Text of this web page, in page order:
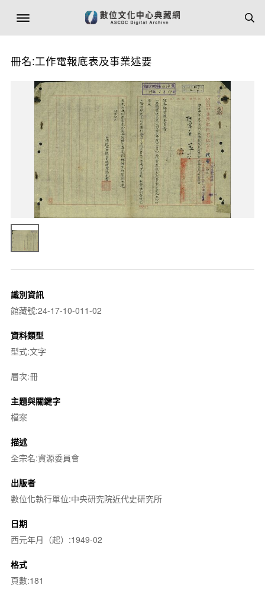
冊名:工作電報底表及事業述要
識別資訊
館藏號:24-17-10-011-02
資料類型
型式:文字
層次:冊
主題與關鍵字
檔案
描述
全宗名:資源委員會
出版者
數位化執行單位:中央研究院近代史研究所
日期
西元年月（起）:1949-02
格式
頁數:181